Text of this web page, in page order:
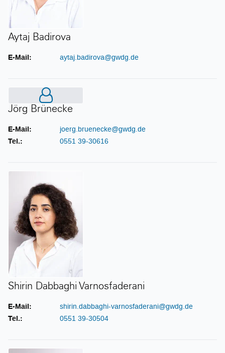
Aytaj Badirova
E-Mail: aytaj.badirova@gwdg.de
Jörg Brünecke
Jörg Brünecke
E-Mail:
joerg.bruenecke@gwdg.de
Tel.:
0551 39-30616
Shirin Dabbaghi Varnosfaderani
E-Mail:
shirin.dabbaghi-varnosfaderani@gwdg.de
Tel.:
0551 39-30504